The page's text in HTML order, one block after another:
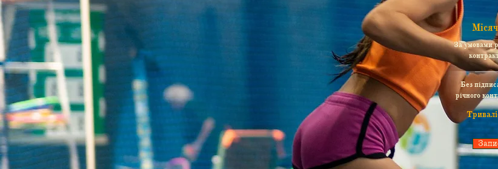
За умовами
Без
річного